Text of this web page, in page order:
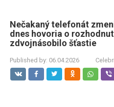
Nečakaný telefonát
dnes hovoria o
zdvojnásobilo šťastie
Published by: 06.04.2026